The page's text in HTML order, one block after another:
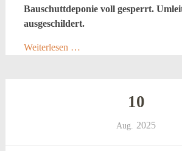
Bauschuttdeponie voll gesperrt.
ausgeschildert.
Weiterlesen …
10
Aug. 2025